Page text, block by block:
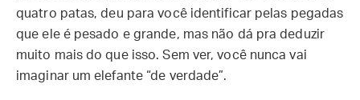
quatro patas, deu para você identificar pelas pegadas
que ele é pesado e grande, mas não dá pra deduzir
muito mais do que isso. Sem ver, você nunca vai
imaginar um elefante “de verdade”.